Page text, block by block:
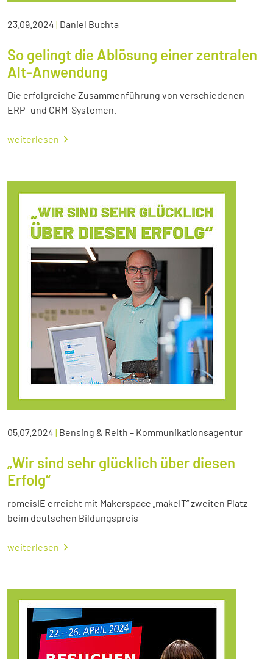
23.09.2024 | Daniel Buchta
So gelingt die Ablösung einer zentralen
Alt-Anwendung
Die erfolgreiche Zusammenführung von verschiedenen
ERP- und CRM-Systemen.
weiterlesen
05.07.2024 | Bensing & Reith – Kommunikationsagentur
„Wir sind sehr glücklich über diesen
Erfolg“
romeisIE erreicht mit Makerspace „makeIT“ zweiten Platz
beim deutschen Bildungspreis
weiterlesen